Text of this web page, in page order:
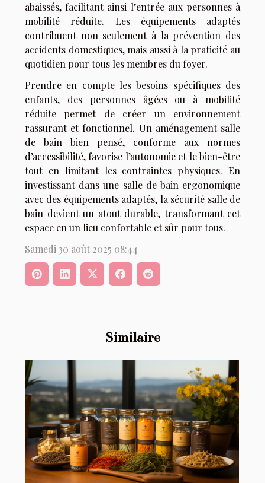
abaissés, facilitant ainsi l’entrée aux personnes à
mobilité réduite. Les équipements adaptés
contribuent non seulement à la prévention des
accidents domestiques, mais aussi à la praticité au
quotidien pour tous les membres du foyer.
Prendre en compte les besoins spécifiques des
enfants, des personnes âgées ou à mobilité
réduite permet de créer un environnement
rassurant et fonctionnel. Un aménagement salle
de bain bien pensé, conforme aux normes
d’accessibilité, favorise l’autonomie et le bien-être
tout en limitant les contraintes physiques. En
investissant dans une salle de bain ergonomique
avec des équipements adaptés, la sécurité salle de
bain devient un atout durable, transformant cet
espace en un lieu confortable et sûr pour tous.
Samedi 30 août 2025 08:44
Similaire